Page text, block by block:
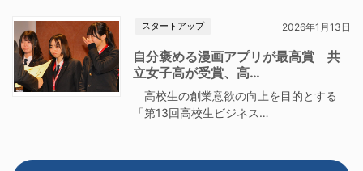
スタートアップ 2026年1月13日
自分褒める漫画アプリが最高賞 共
立女子高が受賞、高…
高校生の創業意欲の向上を目的とする
「第13回高校生ビジネス…